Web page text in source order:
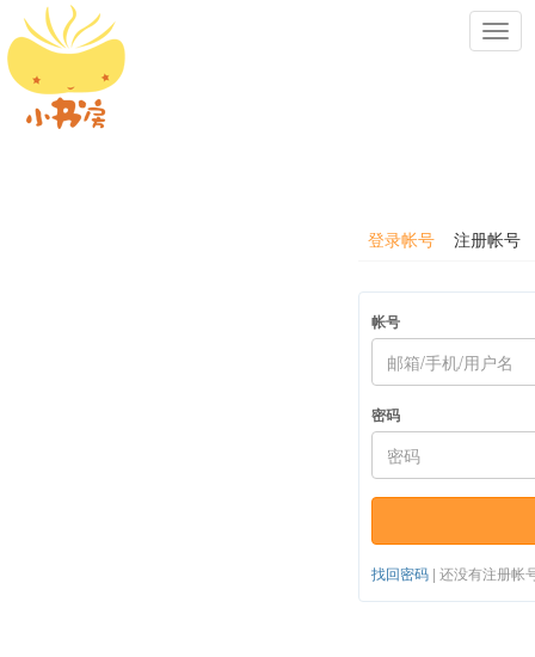
登录帐号 注册帐号
帐号
密码
找回密码 | 还没有注册帐